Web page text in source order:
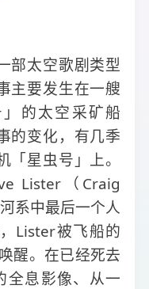
部太空歌剧类型
主要发生在一艘
的太空采矿船
的变化，有几季
星虫号」上。
Lister（Craig
系中最后一个人
Lister被飞船的
醒。在已经死去
全息影像、从一